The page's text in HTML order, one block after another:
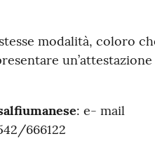
modalità, coloro
: e- mail
666122